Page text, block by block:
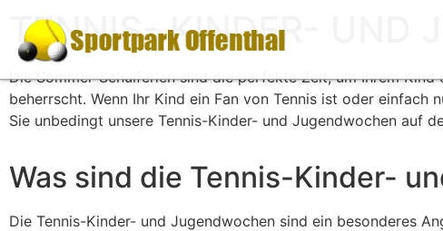
TENNIS- KINDER- UND
Die Sommer-Schulferien sind die perfekte Zeit, um Ihrem
beherrscht. Wenn Ihr Kind ein Fan von Tennis ist oder
Sie unbedingt unsere Tennis-Kinder- und Jugendwochen auf
Was sind die Tennis-Kinder-
Die Tennis-Kinder- und Jugendwochen sind ein besonderes